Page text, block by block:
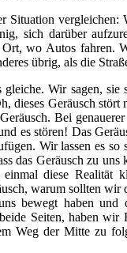
Situation
sich darüber
wo Autos fahren.
übrig, als die
gleiche. Wir sagen,
dieses Geräusch
Bei
es stören! Das
Wir lassen es
das Geräusch zu
diese Realität
warum sollten wir
bewegt haben und
Seiten, haben wir
Weg der Mitte zu